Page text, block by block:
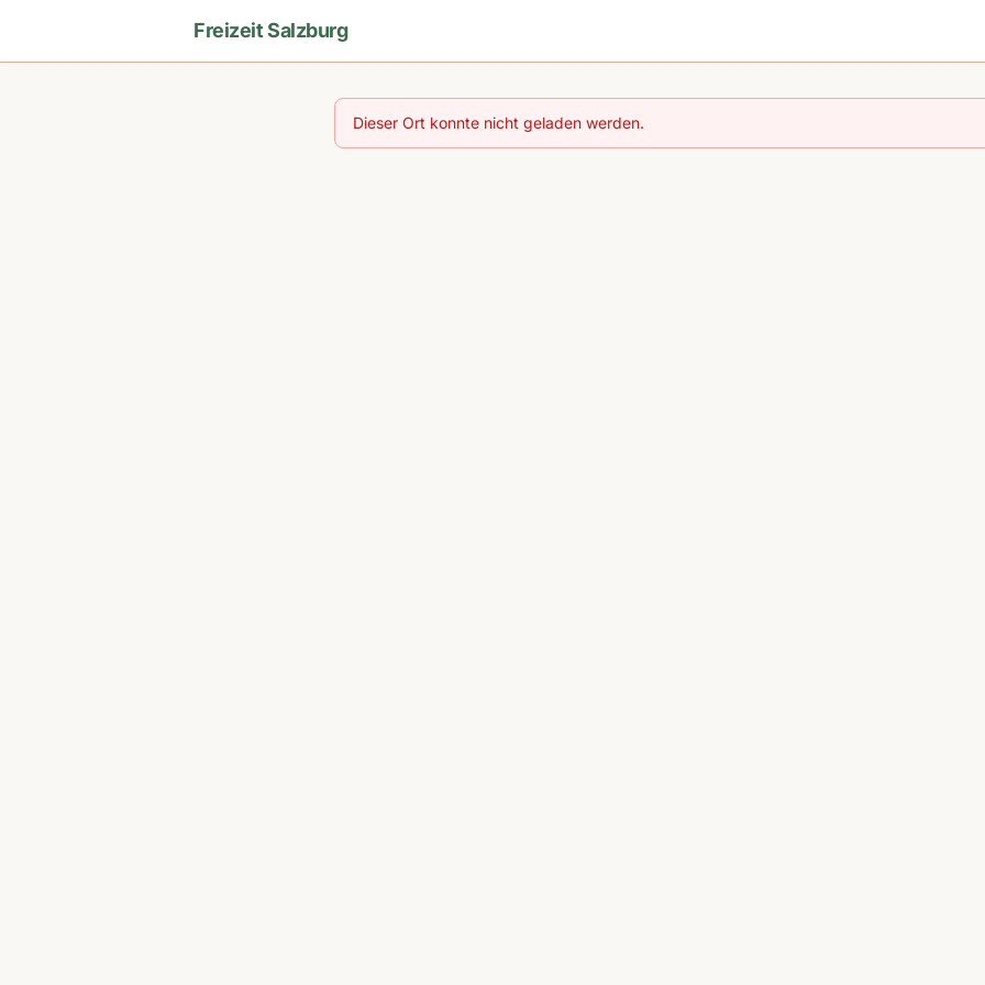
Freizeit Salzburg
Dieser Ort konnte nicht geladen werden.